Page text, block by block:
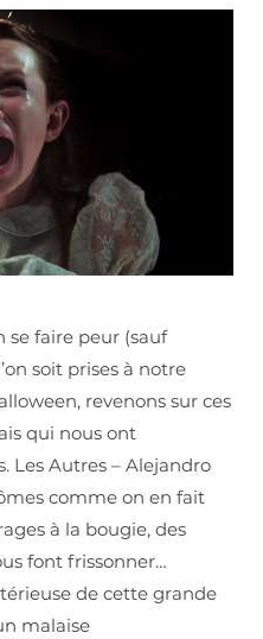
se faire peur (sauf
soit prises à notre
revenons sur ces
qui nous ont
Les Autres – Alejandro
comme on en fait
à la bougie, des
font frissonner…
de cette grande
malaise